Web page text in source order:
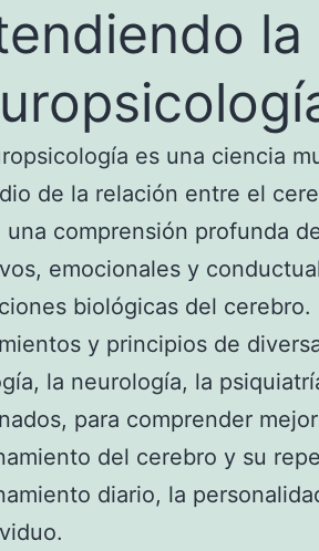
la
es una ciencia
de la relación entre el
una comprensión profunda
emocionales y
biológicas del cerebro.
y principios de
la neurología, la
para comprender
del cerebro y su
diario, la